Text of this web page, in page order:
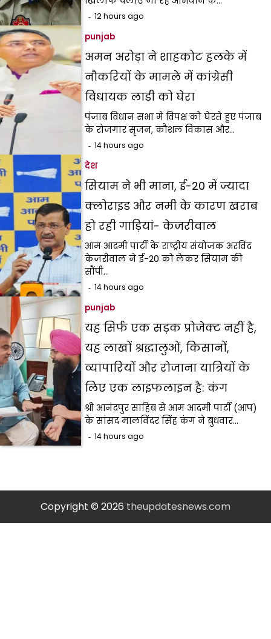
12 hours ago
punjab
अमन अरोड़ा ने शाहकोट हलके में
नौकरियों के मामले में कांग्रेसी
विधायक लाडी को घेरा
पंजाब विधान सभा में विपक्ष को घेरते हुए पंजाब
के रोजगार सृजन, कौशल विकास और…
14 hours ago
देश
सियाम ने भी माना, ई-20 में ज्यादा
क्लोराइड और नमी के कारण खराब
हो रही गाड़ियां- केजरीवाल
आम आदमी पार्टी के राष्ट्रीय संयोजक अरविंद
केजरीवाल ने ई-20 को लेकर सियाम की
सौंपी…
14 hours ago
punjab
यह सिर्फ एक सड़क प्रोजेक्ट नहीं है,
यह लाखों श्रद्धालुओं, किसानों,
व्यापारियों और रोजाना यात्रियों के
लिए एक लाइफलाइन है: कंग
श्री आनंदपुर साहिब से आम आदमी पार्टी (आप)
के सांसद मालविंदर सिंह कंग ने बुधवार…
14 hours ago
Copyright © 2026 theupdatesnews.com